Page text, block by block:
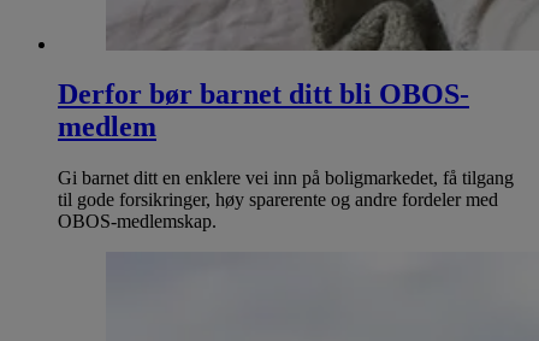
Derfor bør barnet ditt bli OBOS-
medlem
Gi barnet ditt en enklere vei inn på boligmarkedet, få tilgang
til gode forsikringer, høy sparerente og andre fordeler med
OBOS-medlemskap.